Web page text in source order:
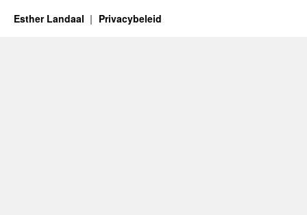
Esther Landaal Privacybeleid